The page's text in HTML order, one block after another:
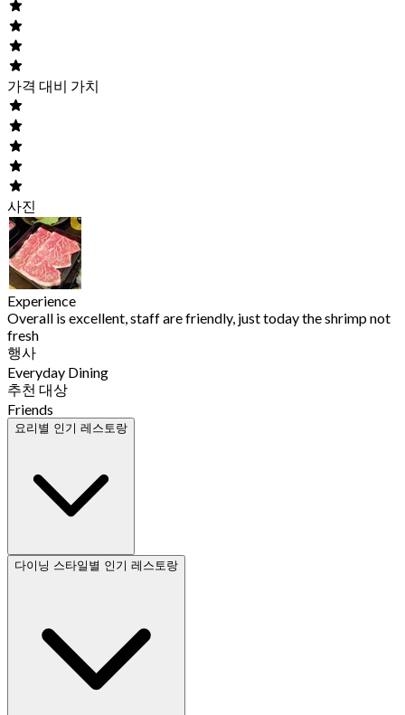
가격 대비 가치
사진
Experience
Overall is excellent, staff are friendly, just today the shrimp not
fresh
행사
Everyday Dining
추천 대상
Friends
요리별 인기 레스토랑
다이닝 스타일별 인기 레스토랑